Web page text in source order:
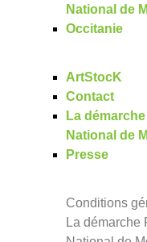
National de
Occitanie
ArtStocK
Contact
La
National de
Presse
Conditions
La démarche